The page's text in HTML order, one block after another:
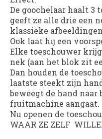
De goochelaar haalt 3
geeft ze alle drie een
klassieke
Ook laat hij een
Elke toeschouwer
nek (aan het blok zit
Dan houden de
laatste steekt zijn
beweegt de hand naar
fruitmachine aangaat.
Nu openen de
WAAR ZE ZELF